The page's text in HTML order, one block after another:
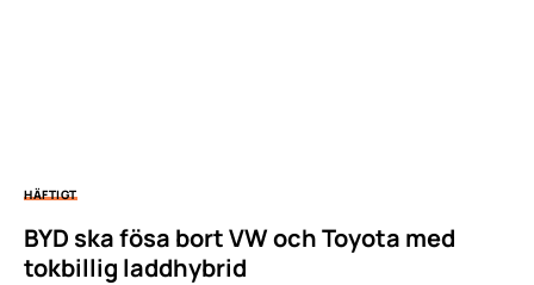
HÄFTIGT
BYD ska fösa bort VW och Toyota med
tokbillig laddhybrid